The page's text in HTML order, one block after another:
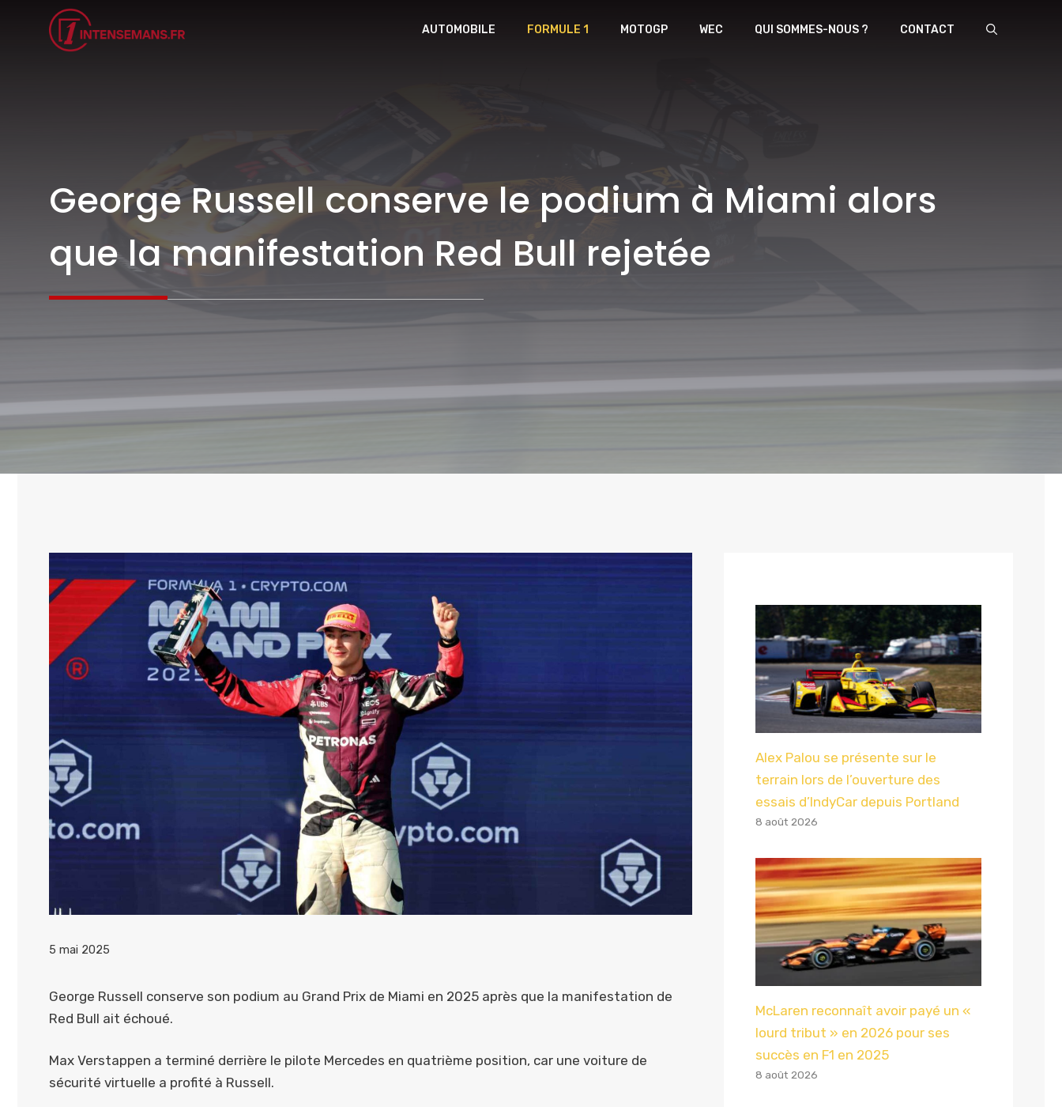
AUTOMOBILE FORMULE 1 MOTOGP WEC QUI SOMMES-NOUS ? CONTACT
George Russell conserve le podium à Miami alors
que la manifestation Red Bull rejetée
5 mai 2025
George Russell conserve son podium au Grand Prix de Miami en 2025 après que la manifestation de
Red Bull ait échoué.
Max Verstappen a terminé derrière le pilote Mercedes en quatrième position, car une voiture de
sécurité virtuelle a profité à Russell.
Alex Palou se présente sur le
terrain lors de l’ouverture des
essais d’IndyCar depuis Portland
8 août 2026
McLaren reconnaît avoir payé un «
lourd tribut » en 2026 pour ses
succès en F1 en 2025
8 août 2026